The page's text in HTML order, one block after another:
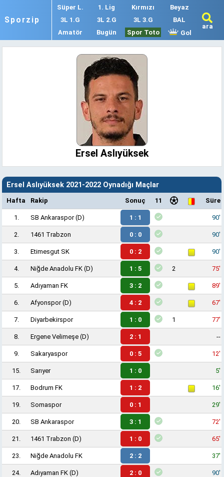
Sporzip
Süper L. 1. Lig Kırmızı
Beyaz
3L 1.G
3L 2.G 3L 3.G
BAL
Amatör
Bugün Spor Toto Gol
ara
Ersel Aslıyüksek
Ersel Aslıyüksek 2021-2022 Oynadığı Maçlar
Hafta Rakip Sonuç 11 Süre
1. SB Ankaraspor(D) 1 : 1 90'
2. 1461 Trabzon 0 : 0 90'
3. Etimesgut SK 0 : 2 90'
4. Niğde Anadolu FK (D) 1 : 5 2 75'
5. Adıyaman FK 3 : 2 89'
6. Afyonspor(D) 4 : 2 67'
7. Diyarbekirspor 1 : 0 1 77'
8. Ergene Velimeşe (D) 2 : 1 --
9. Sakaryaspor 0 : 5 12'
15. Sarıyer 1 : 0 5'
17. Bodrum FK 1 : 2 16'
19. Somaspor 0 : 1 29'
20. SB Ankaraspor 3 : 1 72'
21. 1461 Trabzon (D) 1 : 0 65'
23. Niğde Anadolu FK 2 : 2 37'
24. Adıyaman FK (D) 2 : 0 90'